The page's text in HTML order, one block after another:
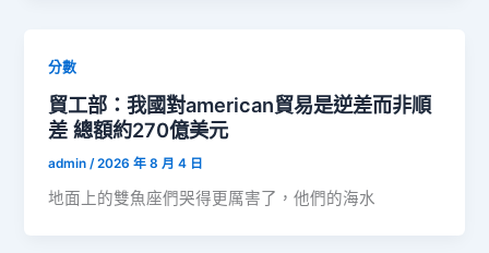
分數
貿工部：我國對american貿易是逆差而非順
差 總額約270億美元
admin /2026 年 8 月 4 日
地面上的雙魚座們哭得更厲害了，他們的海水